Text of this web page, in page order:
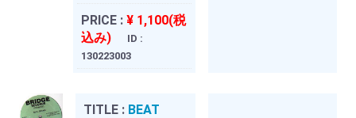
PRICE : ¥ 1,100(税
込み)
ID :
130223003
TITLE : BEAT